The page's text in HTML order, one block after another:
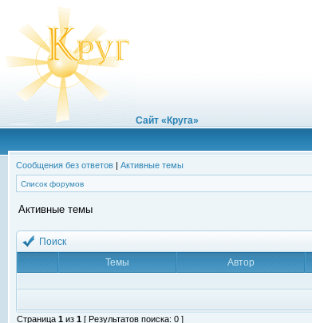
Сайт «Круга»
Сообщения без ответов | Активные темы
Список форумов
Активные темы
Поиск
Темы
Автор
Страница 1 из 1 [ Результатов поиска: 0 ]